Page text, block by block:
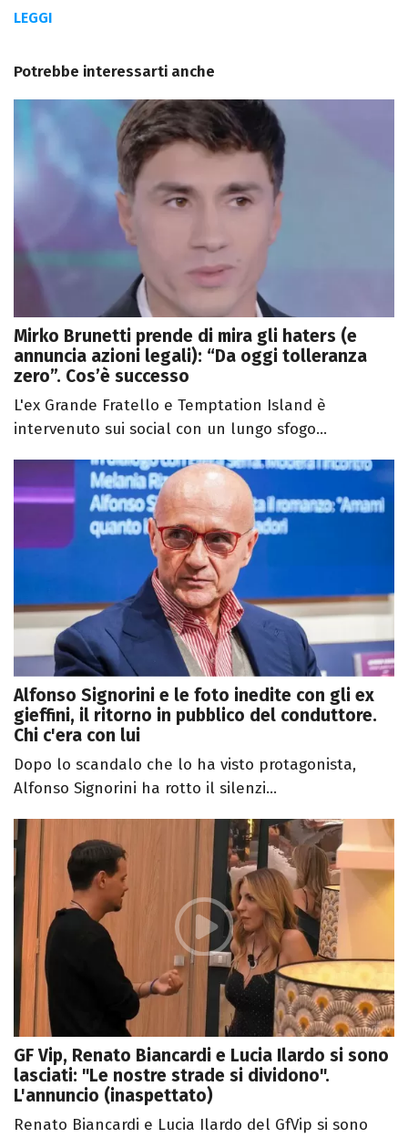
LEGGI
Potrebbe interessarti anche
Mirko Brunetti prende di mira gli haters (e
annuncia azioni legali): “Da oggi tolleranza
zero”. Cos’è successo
L'ex Grande Fratello e Temptation Island è
intervenuto sui social con un lungo sfogo...
Alfonso Signorini e le foto inedite con gli ex
gieffini, il ritorno in pubblico del conduttore.
Chi c'era con lui
Dopo lo scandalo che lo ha visto protagonista,
Alfonso Signorini ha rotto il silenzi...
GF Vip, Renato Biancardi e Lucia Ilardo si sono
lasciati: "Le nostre strade si dividono".
L'annuncio (inaspettato)
Renato Biancardi e Lucia Ilardo del GfVip si sono